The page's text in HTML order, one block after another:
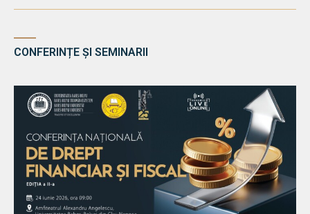
CONFERINȚE ȘI SEMINARII